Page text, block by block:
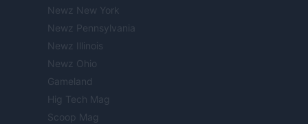
Newz New York
Newz Pennsylvania
Newz Illinois
Newz Ohio
Gameland
Hig Tech Mag
Scoop Mag